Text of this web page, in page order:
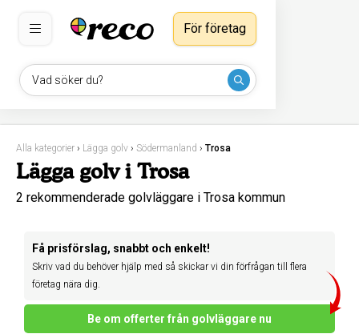
Vad söker du?
För företag
Alla kategorier › Lägga golv › Södermanland › Trosa
Lägga golv i Trosa
2 rekommenderade golvläggare i Trosa kommun
Få prisförslag, snabbt och enkelt!
Skriv vad du behöver hjälp med så skickar vi din förfrågan till flera
företag nära dig.
Be om offerter från golvläggare nu